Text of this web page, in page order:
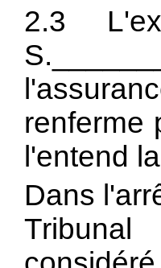
2.3
renferme
l'entend
Dans